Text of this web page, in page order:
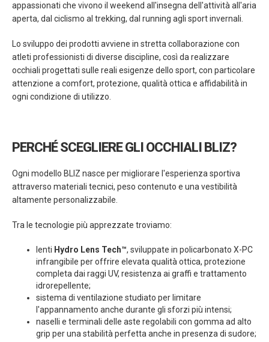
appassionati che vivono il weekend all'insegna dell'attività all'aria
aperta, dal ciclismo al trekking, dal running agli sport invernali.
Lo sviluppo dei prodotti avviene in stretta collaborazione con
atleti professionisti di diverse discipline, così da realizzare
occhiali progettati sulle reali esigenze dello sport, con particolare
attenzione a comfort, protezione, qualità ottica e affidabilità in
ogni condizione di utilizzo.
PERCHÉ SCEGLIERE GLI OCCHIALI BLIZ?
Ogni modello BLIZ nasce per migliorare l'esperienza sportiva
attraverso materiali tecnici, peso contenuto e una vestibilità
altamente personalizzabile.
Tra le tecnologie più apprezzate troviamo:
lenti Hydro Lens Tech™, sviluppate in policarbonato X-PC
infrangibile per offrire elevata qualità ottica, protezione
completa dai raggi UV, resistenza ai graffi e trattamento
idrorepellente;
sistema di ventilazione studiato per limitare
l'appannamento anche durante gli sforzi più intensi;
naselli e terminali delle aste regolabili con gomma ad alto
grip per una stabilità perfetta anche in presenza di sudore;